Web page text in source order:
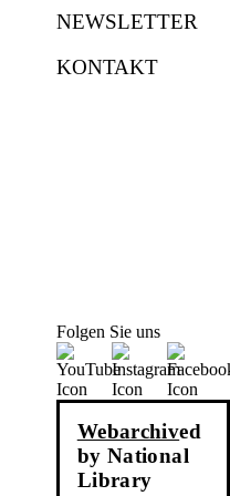
NEWSLETTER
KONTAKT
Folgen Sie uns
Webarchived
by National
Library